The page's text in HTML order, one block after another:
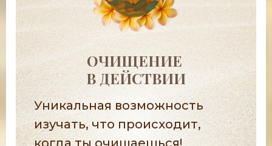
ОЧИЩЕНИЕ
В ДЕЙСТВИИ
Уникальная возможность
изучать, что происходит,
когда ты очищаешься!